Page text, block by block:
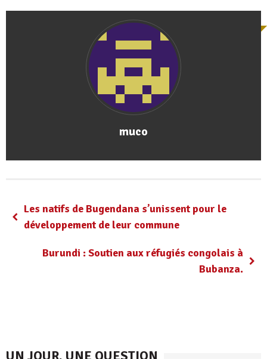
muco
Les natifs de Bugendana s’unissent pour le
développement de leur commune
Burundi : Soutien aux réfugiés congolais à
Bubanza.
UN JOUR, UNE QUESTION